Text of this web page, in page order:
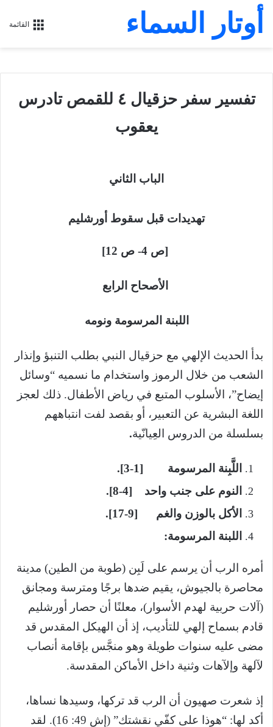
القائمة أوتار السماء
تفسير سفر حزقيال ٤ للقمص تادرس
يعقوب
الباب الثاني
تهديدات قبل سقوط أورشليم
[ص 4- ص 12]
الأصحاح الرابع
اللبنة المرسومة ونومه
بدأ الحديث الإلهي مع حزقيال النبي بطلب التنبؤ وإنذار
الشعب من خلال الرموز واستخدام ما نسميه “وسائل
إيضاح”، الأسلوب المتبع في رياض الأطفال. ذلك لعجز
اللغة البشرية عن التعبير، أو بقصد لفت انتباههم
بسلسلة من الدروس العِيانّية.
اللَّبِنة المرسومة [1-3].
النوم على جنب واحد [4-8].
الأكل بالوزن والغم [9-17].
اللبنة المرسومة:
أمره الرب أن يرسم على لَبِن (طوبة من الطين) مدينة
محاصرة بالجيوش، يقيم ضدها برجًا ومترسة ومجانق
(آلات حربية لهدم الأسوار)، معلنًا أن حصار أورشليم
قادم بسماح إلهي للتأديب، إذ أن الهيكل المقدس قد
مضى عليه سنوات طويلة وهو منجَّس بإقامة أنصاب
لآلهة وإلآهات وثنية داخل الأماكن المقدسة.
إذ شعرت صهيون أن الرب قد تركها، وسيدها نساها،
أكد لها: “هوذا على كفّي نقشتك” (إش 49: 16). لقد